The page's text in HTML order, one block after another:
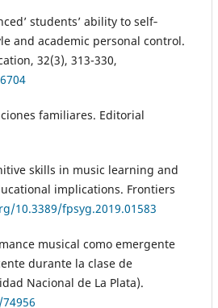
students’ ability to self‐
and academic personal control.
32(3), 313-330,
familiares. Editorial
skills in music learning and
implications. Frontiers
10.3389/fpsyg.2019.01583
musical como emergente
durante la clase de
Nacional de La Plata).